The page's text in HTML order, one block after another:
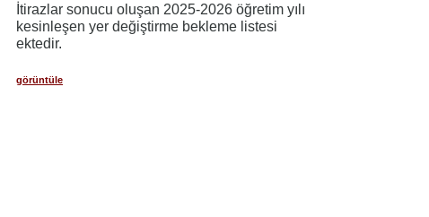
İtirazlar sonucu oluşan 2025-2026 öğretim yılı
kesinleşen yer değiştirme bekleme listesi
ektedir.
görüntüle